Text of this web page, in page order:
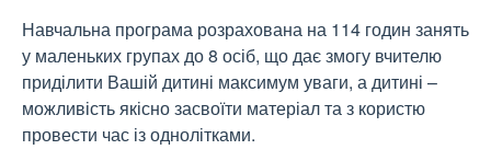
Навчальна програма розрахована на 114 годин занять
у маленьких групах до 8 осіб, що дає змогу вчителю
приділити Вашій дитині максимум уваги, а дитині –
можливість якісно засвоїти матеріал та з користю
провести час із однолітками.